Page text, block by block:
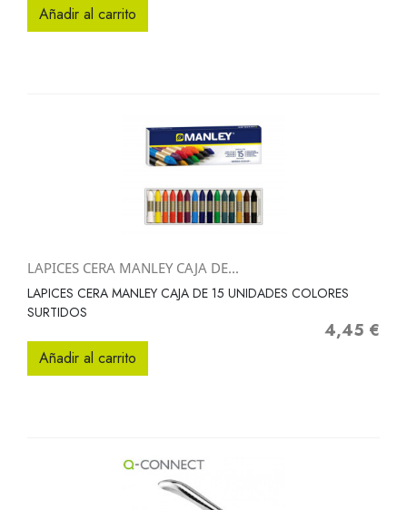
Añadir al carrito
LAPICES CERA MANLEY CAJA DE...
LAPICES CERA MANLEY CAJA DE 15 UNIDADES COLORES
SURTIDOS
Precio
4,45 €
Añadir al carrito